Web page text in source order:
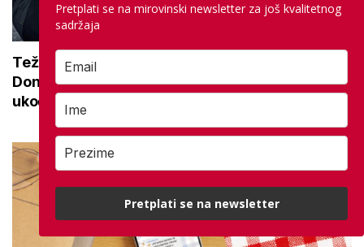
Teže se krećete zbog bolnih zglobova?
Donosimo savjete za lakši pokret i ublažavanje
ukočenosti
Pretplati se na mirovinski newsletter za još kvalitetnog
sadržaja
Pretplati se na newsletter